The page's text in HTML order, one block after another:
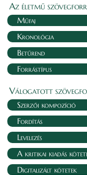
Az életmű
Műfaj
Kronológia
Betűrend
Forrástípus
Válogatott
Szerzői kompozíció
Fordítás
Levelezés
A kritikai kiadás
Digitalizált kötetek